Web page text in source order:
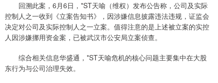
回溯此案，6月6日，*ST天喻（维权）发布公告称，公司及实际
控制人之一收到《立案告知书》，因涉嫌信息披露违法违规，证监会
决定对公司及实际控制人之一立案。值得注意的是上述被立案的实控
人因涉嫌挪用资金案，已被武汉市公安局立案侦查。
综合相关信息华盛通，*ST天喻危机的核心问题主要集中在大股
东行为与公司治理失效。